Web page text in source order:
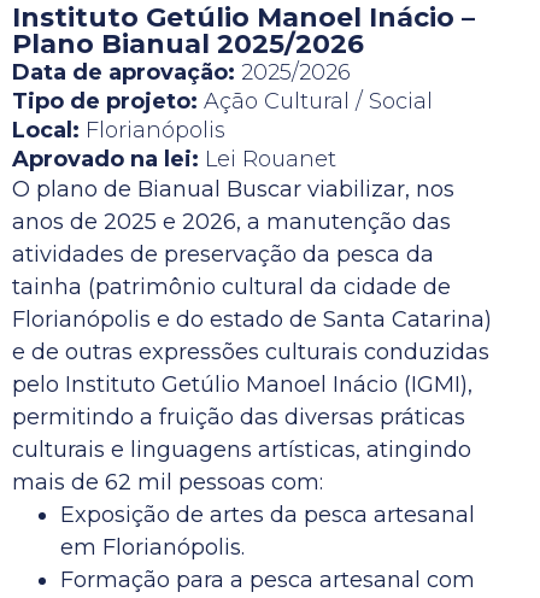
Instituto Getúlio Manoel Inácio –
Plano Bianual 2025/2026
Data de aprovação: 2025/2026
Tipo de projeto: Ação Cultural / Social
Local: Florianópolis
Aprovado na lei: Lei Rouanet
O plano de Bianual Buscar viabilizar, nos
anos de 2025 e 2026, a manutenção das
atividades de preservação da pesca da
tainha (patrimônio cultural da cidade de
Florianópolis e do estado de Santa Catarina)
e de outras expressões culturais conduzidas
pelo Instituto Getúlio Manoel Inácio (IGMI),
permitindo a fruição das diversas práticas
culturais e linguagens artísticas, atingindo
mais de 62 mil pessoas com:
Exposição de artes da pesca artesanal
em Florianópolis.
Formação para a pesca artesanal com